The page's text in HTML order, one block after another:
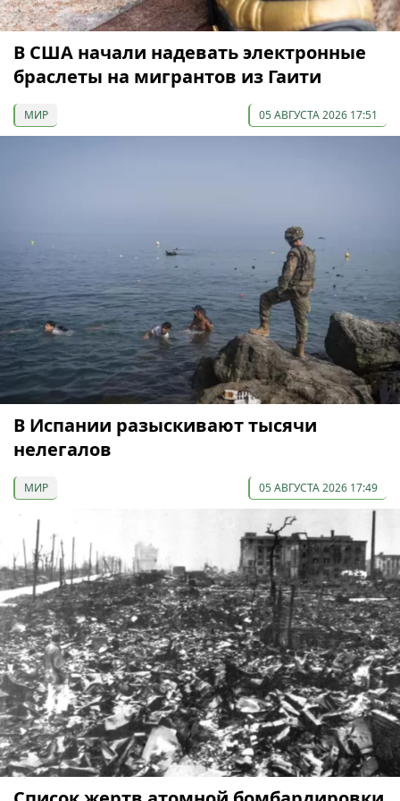
В США начали надевать электронные
браслеты на мигрантов из Гаити
МИР 05 АВГУСТА 2026 17:51
В Испании разыскивают тысячи
нелегалов
МИР 05 АВГУСТА 2026 17:49